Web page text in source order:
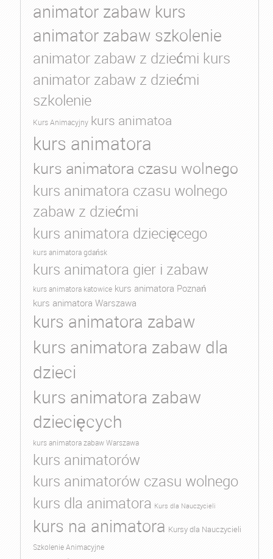
animator zabaw kurs
animator zabaw szkolenie
animator zabaw z dziećmi kurs
animator zabaw z dziećmi
szkolenie
Kurs Animacyjny kurs animatoa
kurs animatora
kurs animatora czasu wolnego
kurs animatora czasu wolnego
zabaw z dziećmi
kurs animatora dziecięcego
kurs animatora gdańsk
kurs animatora gier i zabaw
kurs animatora katowice kurs animatora Poznań
kurs animatora Warszawa
kurs animatora zabaw
kurs animatora zabaw dla
dzieci
kurs animatora zabaw
dziecięcych
kurs animatora zabaw Warszawa
kurs animatorów
kurs animatorów czasu wolnego
kurs dla animatora Kurs dla Nauczycieli
kurs na animatora Kursy dla Nauczycieli
Szkolenie Animacyjne